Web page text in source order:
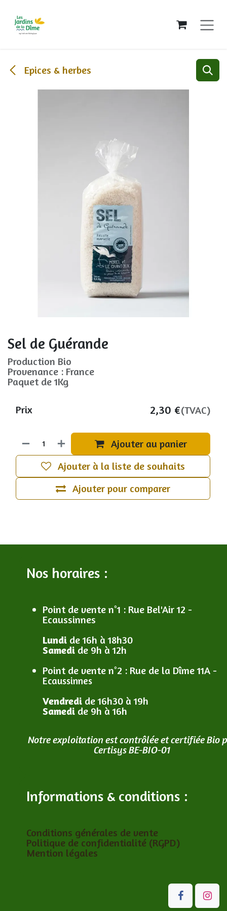
Epices & herbes
Sel de Guérande
Production Bio
Provenance : France
Paquet de 1Kg
Ajouter au panier
Ajouter pour comparer
Ajouter à la liste de souhaits
Prix 2,30 €(TVAC)
Nos horaires :
Point de vente n°1 : Rue Bel'Air 12 -
Ecaussinnes
Lundi de 16h à 18h30
Samedi de 9h à 12h
Point de vente n°2 : Rue de la Dîme 11A -
Ecaussinnes
Vendredi de 16h30 à 19h
Samedi de 9h à 16h
Notre exploitation est contrôlée et certifiée Bio
Certisys BE-BIO-01
Informations & conditions :
Conditions générales de vente
Politique de confidentialité (RGPD)
Mention légales